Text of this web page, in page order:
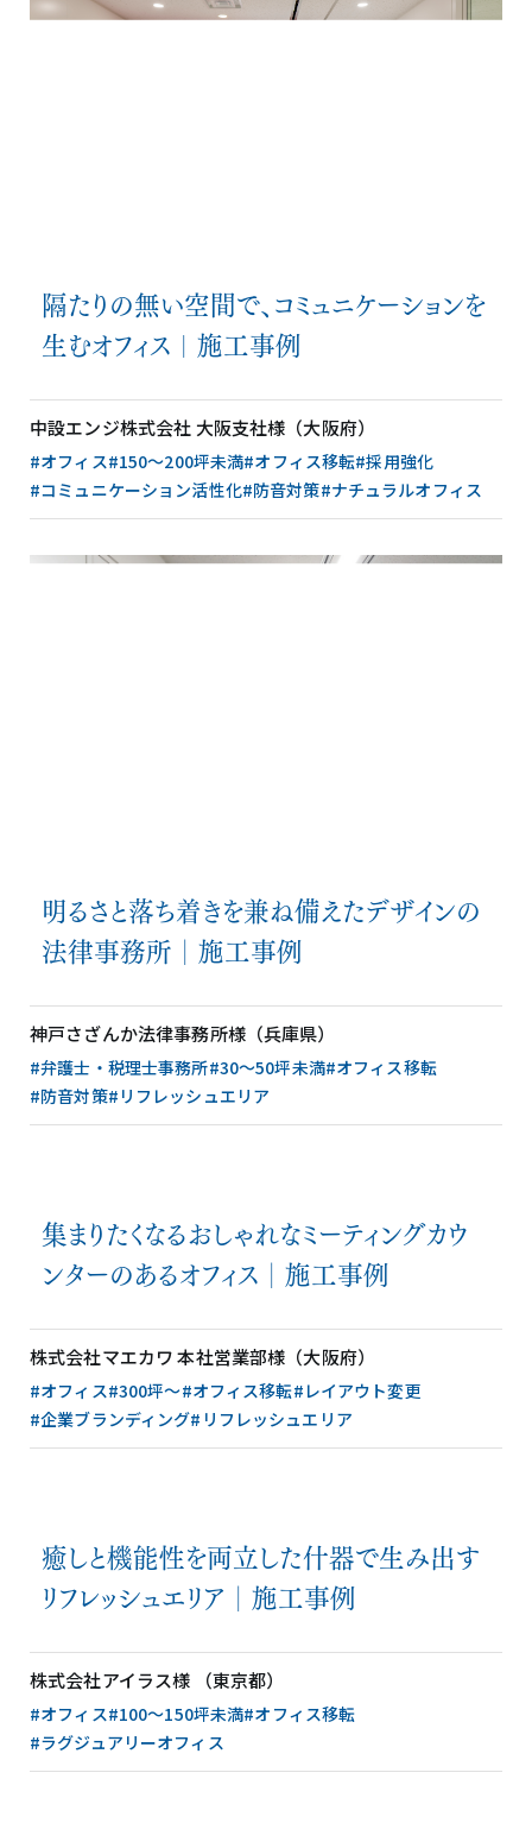
隔たりの無い空間で、コミュニケーションを
生むオフィス｜施工事例
中設エンジ株式会社 大阪支社様（大阪府）
#オフィス#150〜200坪未満#オフィス移転#採用強化
#コミュニケーション活性化#防音対策#ナチュラルオフィス
明るさと落ち着きを兼ね備えたデザインの
法律事務所│施工事例
神戸さざんか法律事務所様（兵庫県）
#弁護士・税理士事務所#30〜50坪未満#オフィス移転
#防音対策#リフレッシュエリア
集まりたくなるおしゃれなミーティングカウ
ンターのあるオフィス│施工事例
株式会社マエカワ 本社営業部様（大阪府）
#オフィス#300坪〜#オフィス移転#レイアウト変更
#企業ブランディング#リフレッシュエリア
癒しと機能性を両立した什器で生み出す
リフレッシュエリア│施工事例
株式会社アイラス様 （東京都）
#オフィス#100〜150坪未満#オフィス移転
#ラグジュアリーオフィス